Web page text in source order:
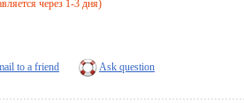
через 1-3 дня)
to a friend Ask question